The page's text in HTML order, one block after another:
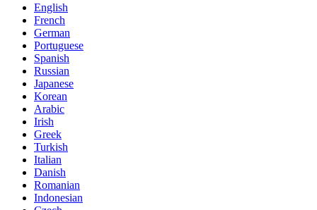
English
French
German
Portuguese
Spanish
Russian
Japanese
Korean
Arabic
Irish
Greek
Turkish
Italian
Danish
Romanian
Indonesian